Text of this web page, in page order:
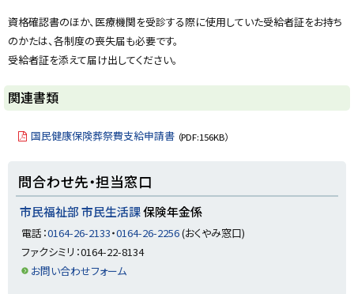
プ
に
戻
資格確認書のほか、医療機関を受診する際に使用していた受給者証をお持ち
のかたは、各制度の喪失届も必要です。
受給者証を添えて届け出してください。
ト
ッ
関連書類
国民健康保険葬祭費支給申請書 （PDF:156KB）
問合わせ先・担当窓口
市民福祉部 市民生活課保険年金係
電話：0164-26-2133・0164-26-2256(おくやみ窓口)
ファクシミリ：0164-22-8134
お問い合わせフォーム